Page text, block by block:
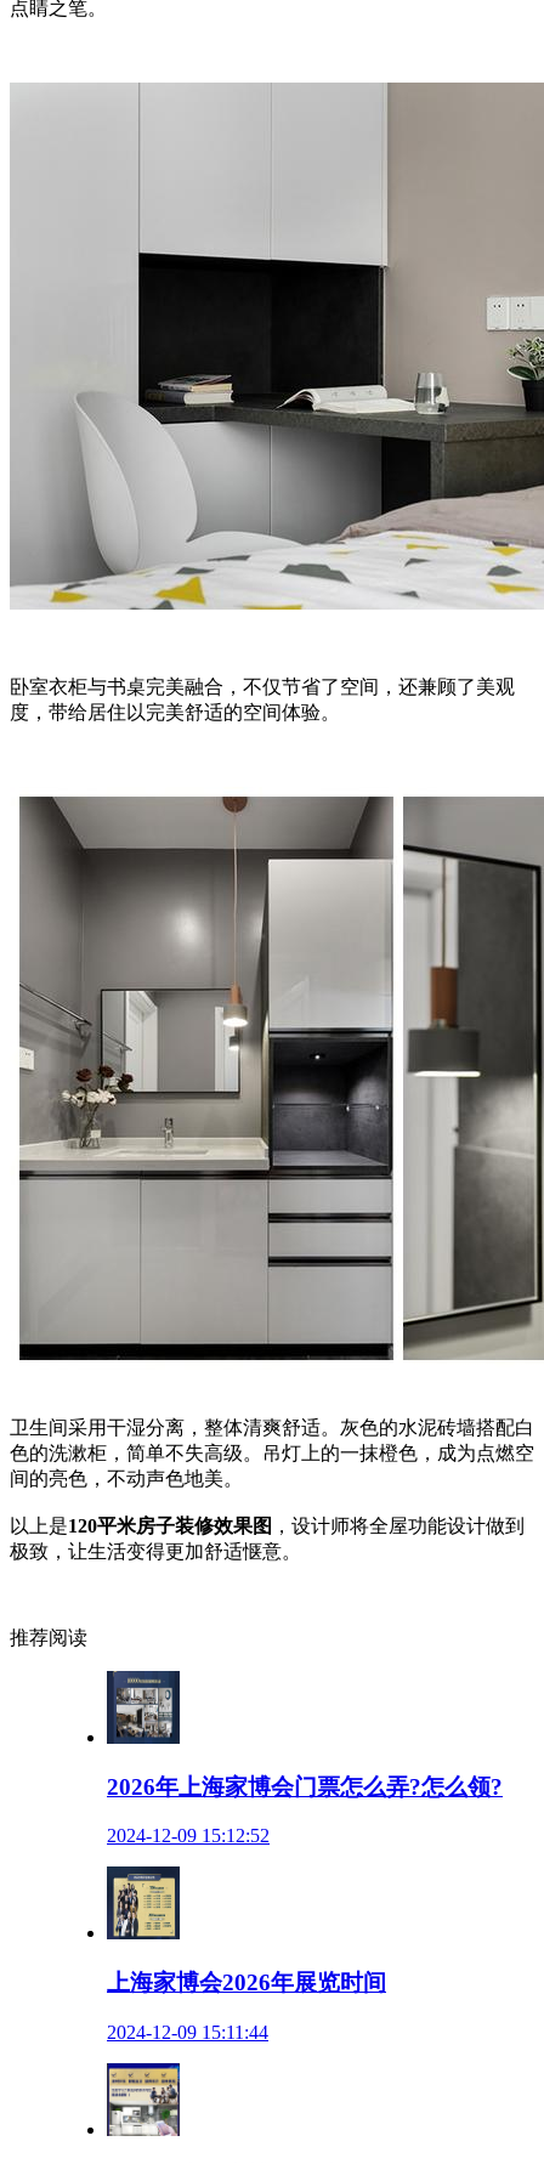
点睛之笔。
卧室衣柜与书桌完美融合，不仅节省了空间，还兼顾了美观
度，带给居住以完美舒适的空间体验。
卫生间采用干湿分离，整体清爽舒适。灰色的水泥砖墙搭配白
色的洗漱柜，简单不失高级。吊灯上的一抹橙色，成为点燃空
间的亮色，不动声色地美。
以上是120平米房子装修效果图 ，设计师将全屋功能设计做到
极致，让生活变得更加舒适惬意。
推荐阅读
2026年上海家博会门票怎么弄?怎么领?
2024-12-09 15:12:52
上海家博会2026年展览时间
2024-12-09 15:11:44